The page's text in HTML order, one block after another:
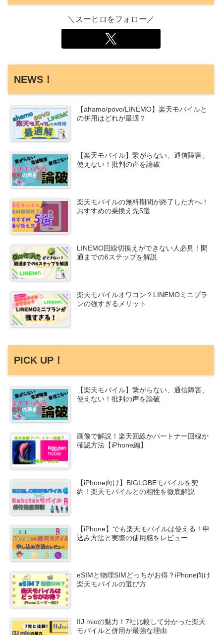
＼スーヒロをフォロー／
NEWS！
【ahamo/povo/LINEMO】楽天モバイルと
の併用はどれが最適？
【楽天モバイル】繋がらない、通信障害、
使えない！批判の声を論破
楽天モバイルの無料期間が終了した方へ！
おすすめの乗換え先5選
LINEMO回線切換えができない人必見！開
通までの6ステップを解説
楽天モバイルオワコン？LINEMOミニプラ
ンの強すぎるメリット
PICK UP！
【楽天モバイル】繋がらない、通信障害、
使えない！批判の声を論破
画像で解説！楽天回線かパートナー回線か
確認方法【iPhone編】
【iPhone向け】BIGLOBEモバイルを契
約！楽天モバイルとの相性を徹底解説
【iPhone】でも楽天モバイルは使える！申
込み方法と実際の使用感をレビュー
eSIMと物理SIMどっちがお得？iPhone向け
楽天モバイルの選び方
IIJ mioの魅力！7社比較して分かった楽天
モバイルと併用が最強な理由